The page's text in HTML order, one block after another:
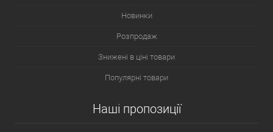
Новинки
Розпродаж
Знижені в ціні товари
Популярні товари
Наші пропозиції